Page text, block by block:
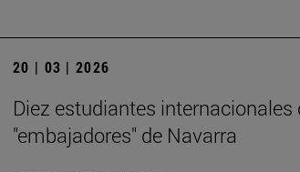
20 | 03 | 2026
Diez estudiantes internacionales
"embajadores" de Navarra